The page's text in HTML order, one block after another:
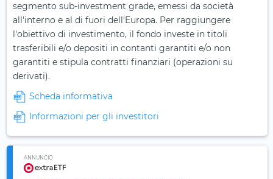
segmento sub-investment grade, emessi da società
all'interno e al di fuori dell'Europa. Per raggiungere
l'obiettivo di investimento, il fondo investe in titoli
trasferibili e/o depositi in contanti garantiti e/o non
garantiti e stipula contratti finanziari (operazioni su
derivati).
Scheda informativa
Informazioni per gli investitori
ANNUNCIO